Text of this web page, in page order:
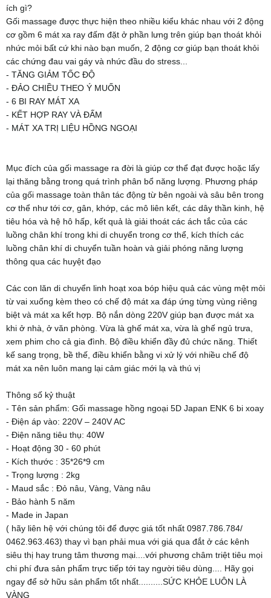
ích gì?
Gối massage được thực hiện theo nhiều kiểu khác nhau với 2 động
cơ gồm 6 mát xa ray đấm đặt ở phần lưng trên giúp bạn thoát khỏi
nhức mỏi bất cứ khi nào bạn muốn, 2 động cơ giúp bạn thoát khỏi
các chứng đau vai gáy và nhức đầu do stress...
- TĂNG GIẢM TỐC ĐỘ
- ĐẢO CHIỀU THEO Ý MUỐN
- 6 BI RAY MÁT XA
- KẾT HỢP RAY VÀ ĐẤM
- MÁT XA TRỊ LIỆU HỒNG NGOẠI
Mục đích của gối massage ra đời là giúp cơ thể đạt được hoặc lấy
lại thăng bằng trong quá trình phân bổ năng lượng. Phương pháp
của gối massage toàn thân tác động từ bên ngoài và sâu bên trong
cơ thể như tới cơ, gân, khớp, các mô liên kết, các dây thần kinh, hệ
tiêu hóa và hệ hô hấp, kết quả là giải thoát các ách tắc của các
luồng chân khí trong khi di chuyển trong cơ thể, kích thích các
luồng chân khí di chuyển tuần hoàn và giải phóng năng lượng
thông qua các huyệt đạo
Các con lăn di chuyển linh hoạt xoa bóp hiệu quả các vùng mệt mỏi
từ vai xuống kèm theo có chế độ mát xa đáp ứng từng vùng riêng
biệt và mát xa kết hợp. Bộ nắn dòng 220V giúp bạn được mát xa
khi ở nhà, ở văn phòng. Vừa là ghế mát xa, vừa là ghế ngủ trưa,
xem phim cho cả gia đình. Bộ điều khiển đầy đủ chức năng. Thiết
kế sang trọng, bề thế, điều khiển bằng vi xử lý với nhiều chế độ
mát xa nên luôn mang lại cảm giác mới lạ và thú vị
Thông số kỷ thuật
- Tên sản phẩm: Gối massage hồng ngoại 5D Japan ENK 6 bi xoay
- Điện áp vào: 220V – 240V AC
- Điện năng tiêu thụ: 40W
- Hoạt động 30 - 60 phút
- Kích thước : 35*26*9 cm
- Trọng lượng : 2kg
- Maud sắc : Đỏ nâu, Vàng, Vàng nâu
- Bảo hành 5 năm
- Made in Japan
( hãy liên hệ với chúng tôi để được giá tốt nhất 0987.786.784/
0462.963.463) thay vì bạn phải mua với giá qua đắt ở các kênh
siêu thị hay trung tâm thương mại....với phương châm triệt tiêu mọi
chi phí đưa sản phẩm trực tiếp tới tay người tiêu dùng.... Hãy gọi
ngay để sở hữu sản phẩm tốt nhất..........SỨC KHỎE LUÔN LÀ
VÀNG